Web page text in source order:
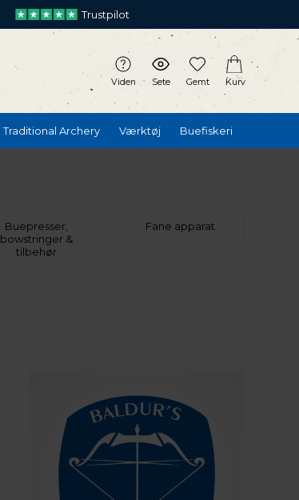
Trustpilot
Viden Sete Gemt Kurv
Traditional Archery Værktøj Buefiskeri
Buepresser,
bowstringer &
tilbehør
Fane apparat